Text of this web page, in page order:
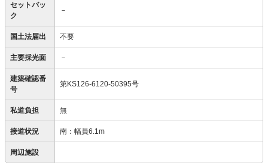
セットバッ
ク
－
国土法届出 不要
主要採光面 －
建築確認番
号
第KS126-6120-50395号
私道負担 無
接道状況 南：幅員6.1m
周辺施設